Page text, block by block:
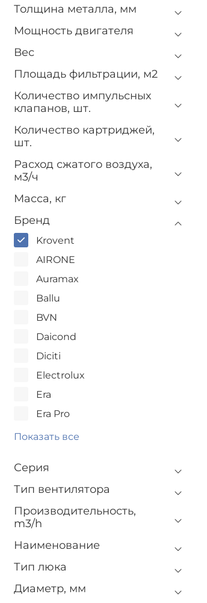
Толщина металла, мм
Мощность двигателя
Вес
Площадь фильтрации, м2
Количество импульсных
клапанов, шт.
Количество картриджей,
шт.
Расход сжатого воздуха,
м3/ч
Масса, кг
Бренд
Krovent
AIRONE
Auramax
Ballu
BVN
Daicond
Diciti
Electrolux
Era
Era Pro
Показать все
Серия
Тип вентилятора
Производительность,
m3/h
Наименование
Тип люка
Диаметр, мм